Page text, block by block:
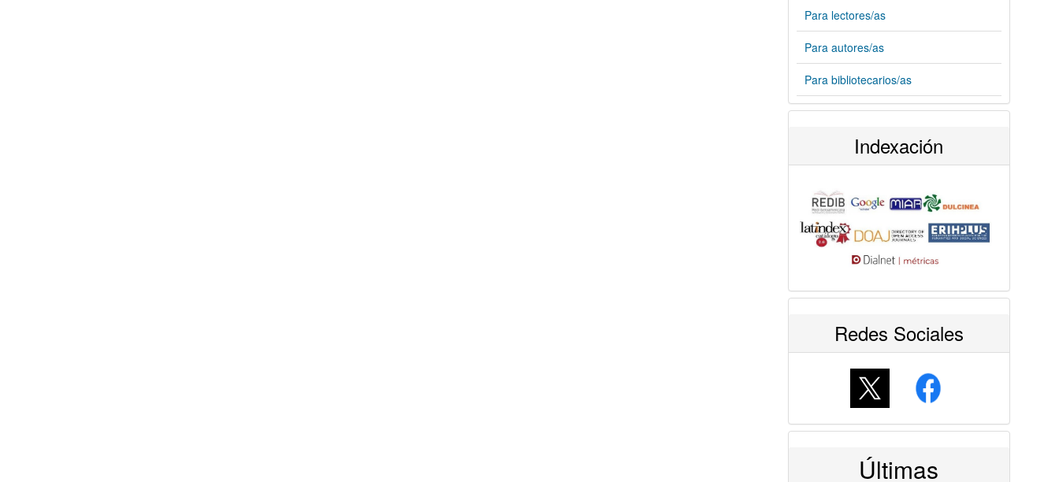
Para lectores/as
Para autores/as
Para bibliotecarios/as
Indexación
Redes Sociales
Últimas